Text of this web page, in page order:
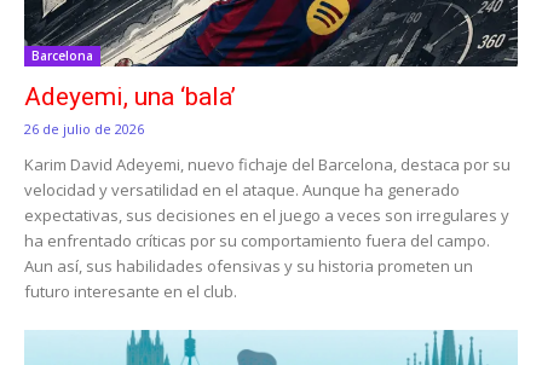
Barcelona
Adeyemi, una ‘bala’
26 de julio de 2026
Karim David Adeyemi, nuevo fichaje del Barcelona, destaca por su
velocidad y versatilidad en el ataque. Aunque ha generado
expectativas, sus decisiones en el juego a veces son irregulares y
ha enfrentado críticas por su comportamiento fuera del campo.
Aun así, sus habilidades ofensivas y su historia prometen un
futuro interesante en el club.